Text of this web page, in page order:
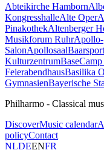
Abteikirche Hamborn
KongresshalleAlte Oper
PinakothekAltenberger
Musikforum RuhrApollo-
SalonApollosaal
Kulturzentrum
FeierabendhausBasilika
GymnasienBayerische
Philharmo - Classical
DiscoverMusic calendar
policyContact
NLDEENFR